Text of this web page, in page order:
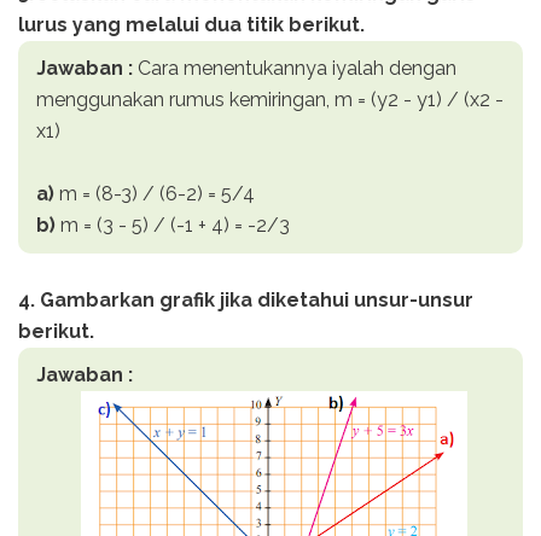
lurus yang melalui dua titik berikut.
Jawaban : Cara menentukannya iyalah dengan
menggunakan rumus kemiringan, m = (y2 - y1) / (x2 -
x1)
a) m = (8-3) / (6-2) = 5/4
b) m = (3 - 5) / (-1 + 4) = -2/3
4. Gambarkan grafik jika diketahui unsur-unsur
berikut.
Jawaban :